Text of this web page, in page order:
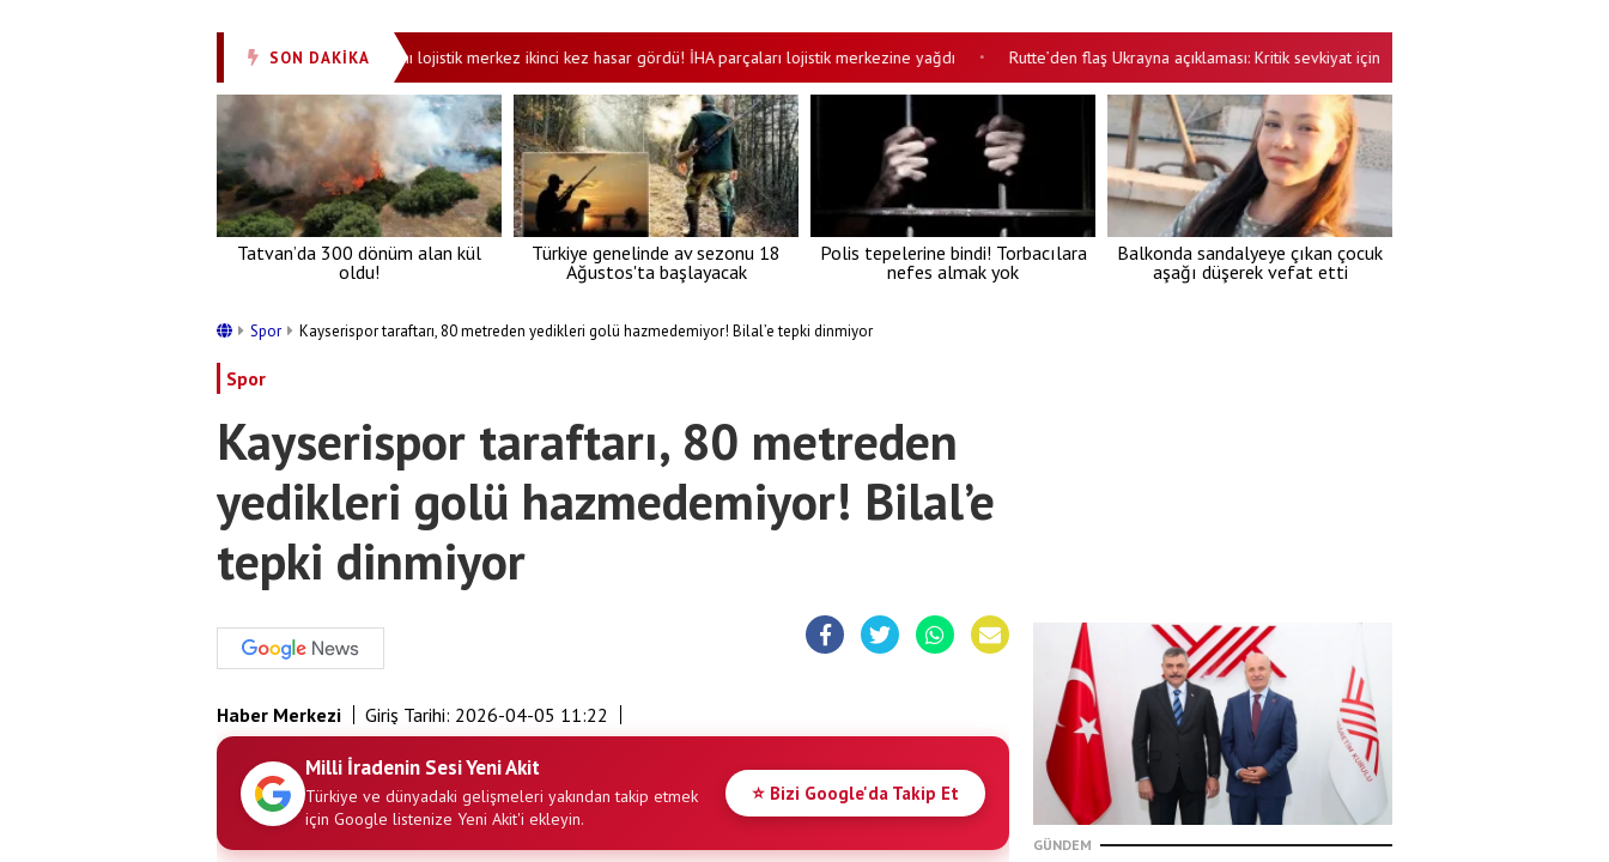
SON DAKİKA
Yine fütursuzca tehditler savurdu • Aynı lojistik merkez ikinci kez hasar gördü! İHA parçaları lojistik merkezine yağdı • Rutte’den flaş Ukrayna açıklaması: Kritik sevkiyat için düğmeye basıldı
Tatvan’da 300 dönüm alan kül
oldu!
Türkiye genelinde av sezonu 18
Ağustos'ta başlayacak
Polis tepelerine bindi! Torbacılara
nefes almak yok
Balkonda sandalyeye çıkan çocuk
aşağı düşerek vefat etti
Spor Kayserispor taraftarı, 80 metreden yedikleri golü hazmedemiyor! Bilal’e tepki dinmiyor
Spor
Kayserispor taraftarı, 80 metreden
yedikleri golü hazmedemiyor! Bilal’e
tepki dinmiyor
Haber Merkezi Giriş Tarihi: 2026-04-05 11:22
Milli İradenin Sesi Yeni Akit
Türkiye ve dünyadaki gelişmeleri yakından takip etmek
için Google listenize Yeni Akit'i ekleyin.
⭐ Bizi Google'da Takip Et
GÜNDEM